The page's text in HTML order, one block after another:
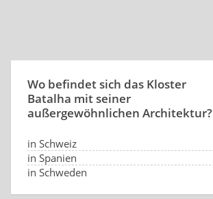
Wo befindet sich das Kloster
Batalha mit seiner
außergewöhnlichen Architektur?
in Schweiz
in Spanien
in Schweden